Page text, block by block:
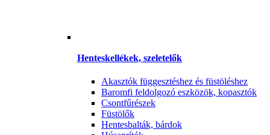
Henteskellékek, szeletelők
Akasztók függesztéshez és füstöléshez
Baromfi feldolgozó eszközök, kopasztók
Csontfűrészek
Füstölők
Hentesbalták, bárdok